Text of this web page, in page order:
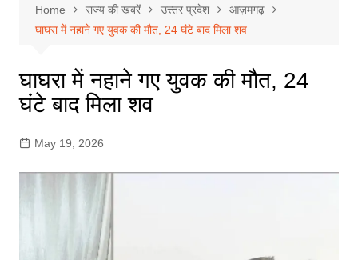
Home राज्य की खबरें उत्त्तर प्रदेश
आज़मगढ़
घाघरा में नहाने गए युवक की मौत, 24 घंटे बाद मिला शव
घाघरा में नहाने गए युवक की मौत, 24
घंटे बाद मिला शव
May 19, 2026